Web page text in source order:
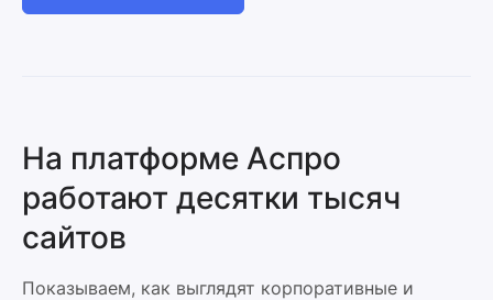
На платформе Аспро
работают десятки тысяч
сайтов
Показываем, как выглядят корпоративные и